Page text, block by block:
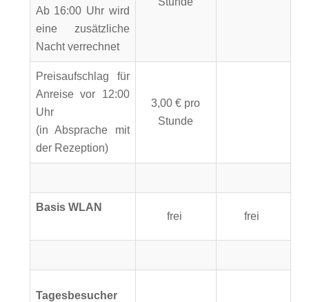
Ab 16:00 Uhr wird
eine zusätzliche
Nacht verrechnet
Preisaufschlag für
Anreise vor 12:00
Uhr
(in Absprache mit
der Rezeption)
3,00 € pro
Stunde
Basis WLAN
frei frei
Tagesbesucher